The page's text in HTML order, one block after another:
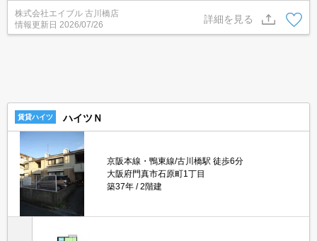
面化粧台付き。室内に洗濯機置場あり。TVインターホン付き。シュ
ーズボックス付き。
株式会社エイブル 古川橋店
情報更新日 2026/07/26
詳細を見る
賃貸ハイツ ハイツＮ
京阪本線・鴨東線/古川橋駅 徒歩6分
大阪府門真市石原町1丁目
築37年
2階建